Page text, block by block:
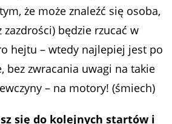
że może znaleźć się osoba,
zazdrości) będzie rzucać w
hejtu – wtedy najlepiej jest po
bez zwracania uwagi na takie
– na motory! (śmiech)
się do kolejnych startów i